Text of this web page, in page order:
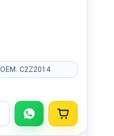
OEM: C2Z2014